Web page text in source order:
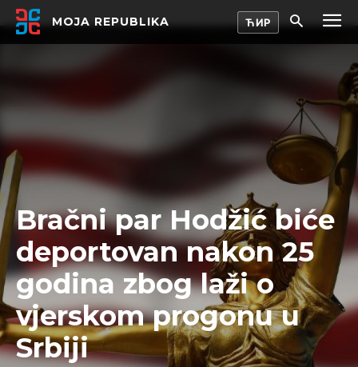
MOJA REPUBLIKA
Bračni par Hodžić biće
deportovan nakon 25
godina zbog laži o
vjerskom progonu u
Srbiji